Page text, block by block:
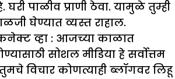
घरी पाळीव प्राणी ठेवा. यामुळे तुम्ही
घेण्यात व्यस्त राहाल.
व्हा : आजच्या काळात
सोशल मीडिया हे सर्वोत्तम
विचार कोणत्याही ब्लॉगवर लिहू